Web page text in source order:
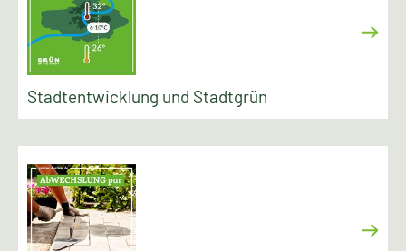
Stadtentwicklung und Stadtgrün